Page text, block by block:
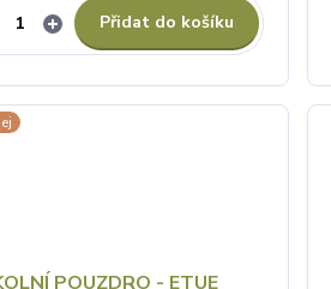
Přidat do košíku